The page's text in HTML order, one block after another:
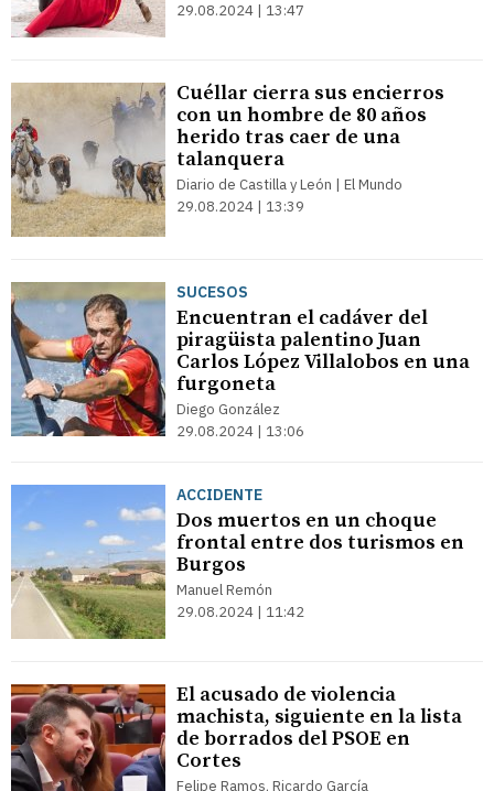
29.08.2024 | 13:47
Cuéllar cierra sus encierros
con un hombre de 80 años
herido tras caer de una
talanquera
Diario de Castilla y León | El Mundo
29.08.2024 | 13:39
SUCESOS
Encuentran el cadáver del
piragüista palentino Juan
Carlos López Villalobos en una
furgoneta
Diego González
29.08.2024 | 13:06
ACCIDENTE
Dos muertos en un choque
frontal entre dos turismos en
Burgos
Manuel Remón
29.08.2024 | 11:42
El acusado de violencia
machista, siguiente en la lista
de borrados del PSOE en
Cortes
Felipe Ramos, Ricardo García